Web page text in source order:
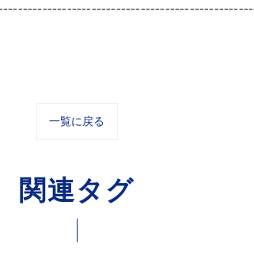
一覧に戻る
関連タグ